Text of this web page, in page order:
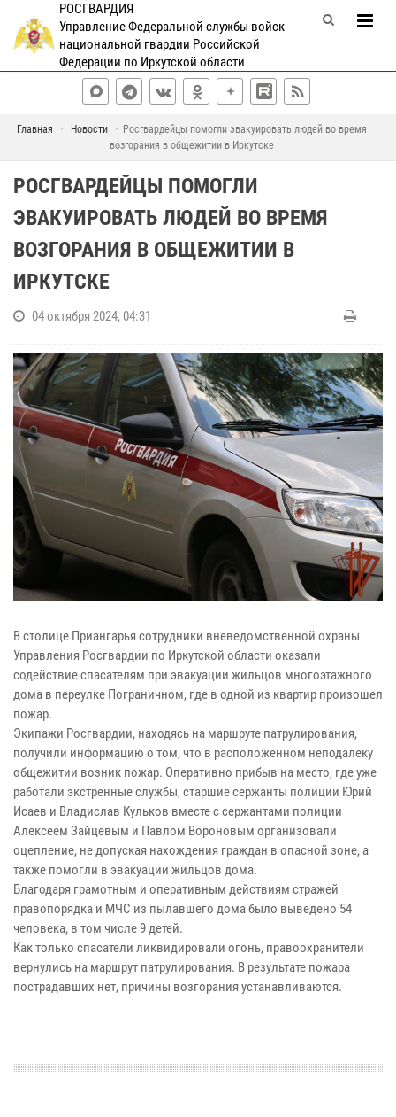
РОСГВАРДИЯ
Управление Федеральной службы войск
национальной гвардии Российской
Федерации по Иркутской области
Главная Новости
Росгвардейцы помогли эвакуировать людей во время
возгорания в общежитии в Иркутске
РОСГВАРДЕЙЦЫ ПОМОГЛИ
ЭВАКУИРОВАТЬ ЛЮДЕЙ ВО ВРЕМЯ
ВОЗГОРАНИЯ В ОБЩЕЖИТИИ В
ИРКУТСКЕ
04 октября 2024, 04:31
В столице Приангарья сотрудники вневедомственной охраны
Управления Росгвардии по Иркутской области оказали
содействие спасателям при эвакуации жильцов многоэтажного
дома в переулке Пограничном, где в одной из квартир произошел
пожар.
Экипажи Росгвардии, находясь на маршруте патрулирования,
получили информацию о том, что в расположенном неподалеку
общежитии возник пожар. Оперативно прибыв на место, где уже
работали экстренные службы, старшие сержанты полиции Юрий
Исаев и Владислав Кульков вместе с сержантами полиции
Алексеем Зайцевым и Павлом Вороновым организовали
оцепление, не допуская нахождения граждан в опасной зоне, а
также помогли в эвакуации жильцов дома.
Благодаря грамотным и оперативным действиям стражей
правопорядка и МЧС из пылавшего дома было выведено 54
человека, в том числе 9 детей.
Как только спасатели ликвидировали огонь, правоохранители
вернулись на маршрут патрулирования. В результате пожара
пострадавших нет, причины возгорания устанавливаются.